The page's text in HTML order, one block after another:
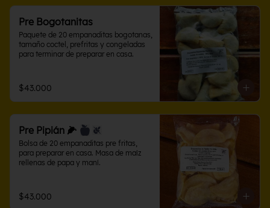
Pre Bogotanitas
Paquete de 20 empanaditas bogotanas,
tamaño coctel, prefritas y congeladas
para terminar de preparar en casa.
$43.000
Pre Pipián 🌽
Bolsa de 20 empanaditas pre fritas,
para preparar en casa. Masa de maíz
rellenas de papa y maní.
$43.000